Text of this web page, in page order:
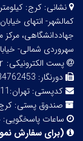
نشانی:
کمالشهر- انتهای
جهاددانشگاهی، مرکز
سهروردی شمالی-
پست الکترونیکی:
دورنگار: 02143855754
کدپستی: تهران:1551916111 کرج:3365166518
صندوق پستی: کرج: 3197996817
ساعات پاسخگویی:
(برای سفارش